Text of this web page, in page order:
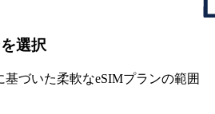
選択
基づいた柔軟なeSIMプランの範囲